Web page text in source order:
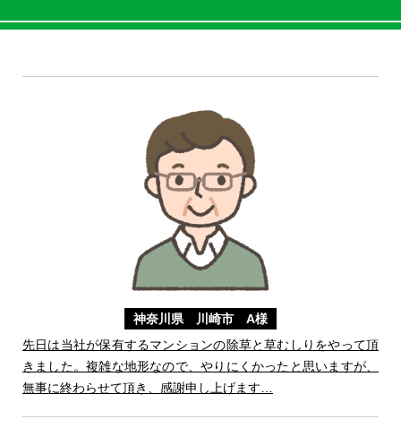
神奈川県 川崎市 A様
先日は当社が保有するマンションの除草と草むしりをやって頂
きました。複雑な地形なので、やりにくかったと思いますが、
無事に終わらせて頂き、感謝申し上げます…